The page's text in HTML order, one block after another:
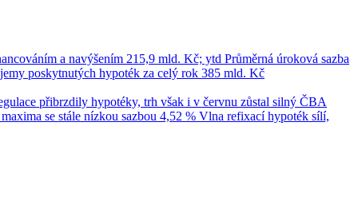
a navýšením 215,9 mld. Kč; ytd Průměrná úroková sazba
poskytnutých hypoték za celý rok 385 mld. Kč
přibrzdily hypotéky, trh však i v červnu zůstal silný ČBA
se stále nízkou sazbou 4,52 % Vlna refixací hypoték sílí,